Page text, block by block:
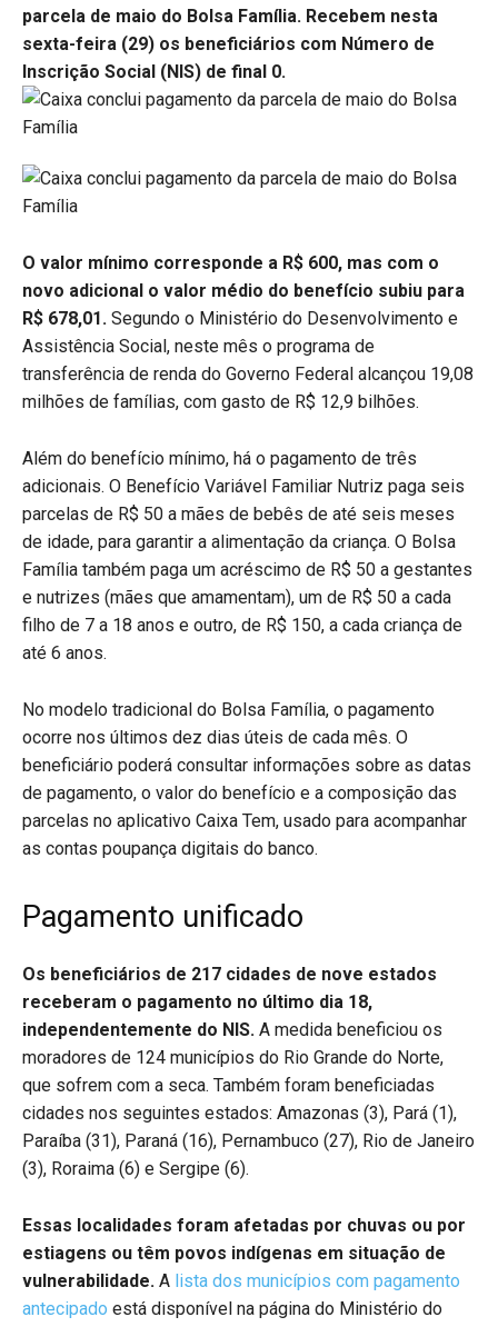
parcela de maio do Bolsa Família. Recebem nesta
sexta-feira (29) os beneficiários com Número de
Inscrição Social (NIS) de final 0.
O valor mínimo corresponde a R$ 600, mas com o
novo adicional o valor médio do benefício subiu para
R$ 678,01. Segundo o Ministério do Desenvolvimento e
Assistência Social, neste mês o programa de
transferência de renda do Governo Federal alcançou 19,08
milhões de famílias, com gasto de R$ 12,9 bilhões.
Além do benefício mínimo, há o pagamento de três
adicionais. O Benefício Variável Familiar Nutriz paga seis
parcelas de R$ 50 a mães de bebês de até seis meses
de idade, para garantir a alimentação da criança. O Bolsa
Família também paga um acréscimo de R$ 50 a gestantes
e nutrizes (mães que amamentam), um de R$ 50 a cada
filho de 7 a 18 anos e outro, de R$ 150, a cada criança de
até 6 anos.
No modelo tradicional do Bolsa Família, o pagamento
ocorre nos últimos dez dias úteis de cada mês. O
beneficiário poderá consultar informações sobre as datas
de pagamento, o valor do benefício e a composição das
parcelas no aplicativo Caixa Tem, usado para acompanhar
as contas poupança digitais do banco.
Pagamento unificado
Os beneficiários de 217 cidades de nove estados
receberam o pagamento no último dia 18,
independentemente do NIS. A medida beneficiou os
moradores de 124 municípios do Rio Grande do Norte,
que sofrem com a seca. Também foram beneficiadas
cidades nos seguintes estados: Amazonas (3), Pará (1),
Paraíba (31), Paraná (16), Pernambuco (27), Rio de Janeiro
(3), Roraima (6) e Sergipe (6).
Essas localidades foram afetadas por chuvas ou por
estiagens ou têm povos indígenas em situação de
vulnerabilidade. A lista dos municípios com pagamento
antecipado está disponível na página do Ministério do